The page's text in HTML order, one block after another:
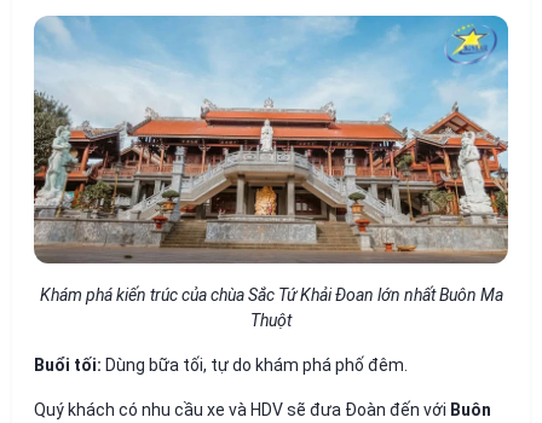
Khám phá kiến trúc của chùa Sắc Tứ Khải Đoan lớn nhất Buôn Ma
Thuột
Buổi tối: Dùng bữa tối, tự do khám phá phố đêm.
Quý khách có nhu cầu xe và HDV sẽ đưa Đoàn đến với Buôn